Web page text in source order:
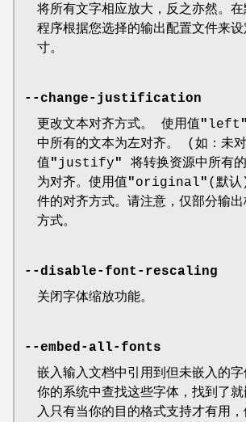
将所有文字相应放大，反之亦然。在
程序根据您选择的输出配置文件来
寸。
--change-justification
更改文本对齐方式。 使用值" left "
中所有的文本为左对齐。 (如：未
值" justify"
将转换资源中所有
为对齐。使用值"original" (默认
件的对齐方式。请注意，仅部分输
方式。
--disable-font-rescaling
关闭字体缩放功能。
--embed-all-fonts
嵌入输入文档中引用到但未嵌入的
你的系统中查找这些字体，找到了
入只有当你的目的格式支持才有用，